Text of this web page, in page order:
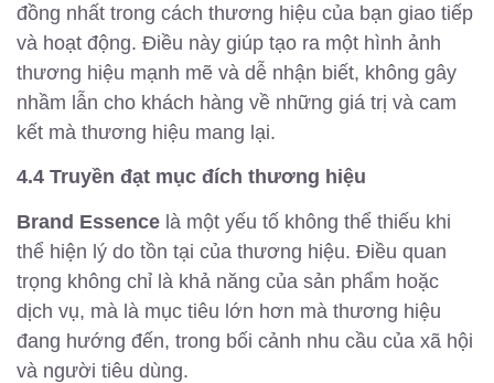
đồng nhất trong cách thương hiệu của bạn giao tiếp
và hoạt động. Điều này giúp tạo ra một hình ảnh
thương hiệu mạnh mẽ và dễ nhận biết, không gây
nhầm lẫn cho khách hàng về những giá trị và cam
kết mà thương hiệu mang lại.
4.4 Truyền đạt mục đích thương hiệu
Brand Essence là một yếu tố không thể thiếu khi
thể hiện lý do tồn tại của thương hiệu. Điều quan
trọng không chỉ là khả năng của sản phẩm hoặc
dịch vụ, mà là mục tiêu lớn hơn mà thương hiệu
đang hướng đến, trong bối cảnh nhu cầu của xã hội
và người tiêu dùng.